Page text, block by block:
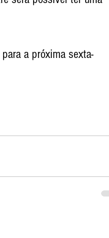
a próxima sexta-